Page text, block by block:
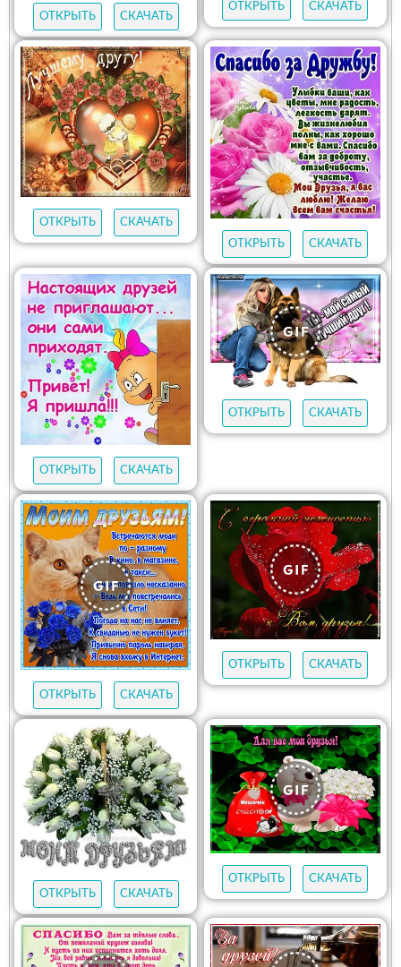
ОТКРЫТЬ СКАЧАТЬ
ОТКРЫТЬ СКАЧАТЬ
ОТКРЫТЬ
СКАЧАТЬ
ОТКРЫТЬ
СКАЧАТЬ
ОТКРЫТЬ СКАЧАТЬ
ОТКРЫТЬ СКАЧАТЬ
ОТКРЫТЬ СКАЧАТЬ
ОТКРЫТЬ СКАЧАТЬ
ОТКРЫТЬ СКАЧАТЬ
ОТКРЫТЬ СКАЧАТЬ